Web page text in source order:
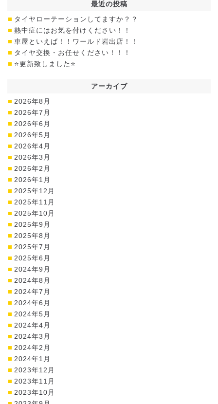
最近の投稿
タイヤローテーションしてますか？？
熱中症にはお気を付けください！！
車屋といえば！！ワールド岩出店！！
タイヤ交換・お任せください！！！
⭐更新致しました⭐
アーカイブ
2026年8月
2026年7月
2026年6月
2026年5月
2026年4月
2026年3月
2026年2月
2026年1月
2025年12月
2025年11月
2025年10月
2025年9月
2025年8月
2025年7月
2025年6月
2024年9月
2024年8月
2024年7月
2024年6月
2024年5月
2024年4月
2024年3月
2024年2月
2024年1月
2023年12月
2023年11月
2023年10月